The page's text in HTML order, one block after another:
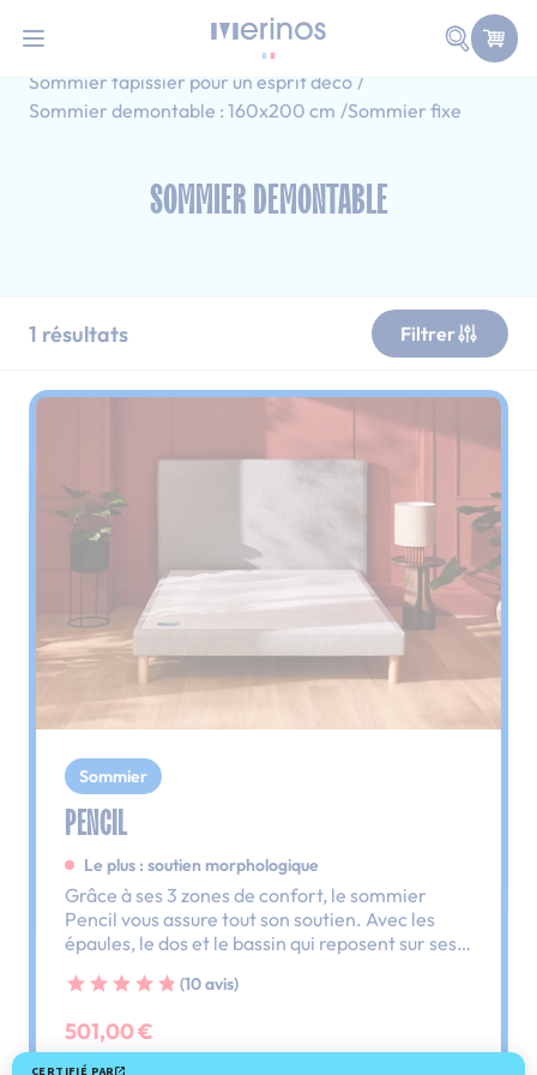
Faire
Accueil
Sommier demontable
Sommier tapissier pour un esprit déco
Sommier demontable : 160x200 cm Sommier fixe
SOMMIER DEMONTABLE
1 résultats Filtrer
Sommier
PENCIL
Le plus : soutien morphologique
Grâce à ses 3 zones de confort, le sommier
Pencil vous assure tout son soutien. Avec les
épaules, le dos et le bassin qui reposent sur ses
(10 avis)
501,00 €